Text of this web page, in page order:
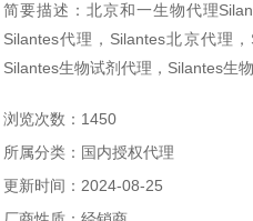
简要描述：北京和一生物代理
Silantes代理，Silantes北京代理
Silantes生物试剂代理，Silantes生
浏览次数：1450
所属分类：国内授权代理
更新时间：2024-08-25